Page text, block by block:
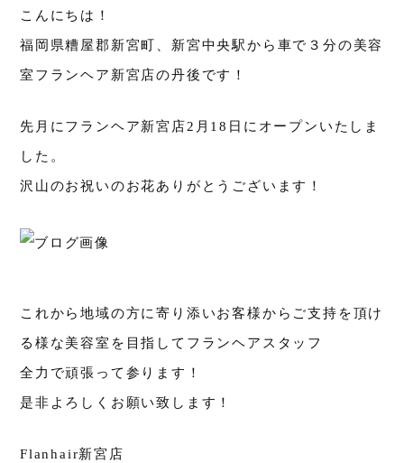
こんにちは！
福岡県糟屋郡新宮町、新宮中央駅から車で３分の美容
室フランヘア新宮店の丹後です！
先月にフランヘア新宮店2月18日にオープンいたしま
した。
沢山のお祝いのお花ありがとうございます！
これから地域の方に寄り添いお客様からご支持を頂け
る様な美容室を目指してフランヘアスタッフ
全力で頑張って参ります！
是非よろしくお願い致します！
Flanhair新宮店